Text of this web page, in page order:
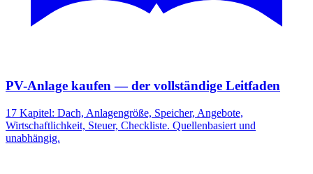
PV-Anlage kaufen — der vollständige Leitfaden
17 Kapitel: Dach, Anlagengröße, Speicher, Angebote,
Wirtschaftlichkeit, Steuer, Checkliste. Quellenbasiert und
unabhängig.